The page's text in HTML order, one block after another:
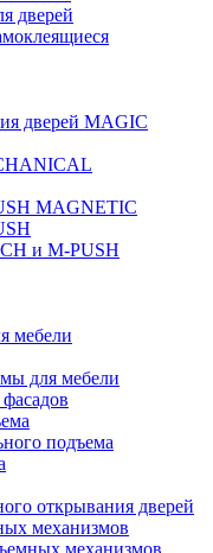
дверей
дверей MAGIC
MAGNETIC
и M-PUSH
мебели
для мебели
подъема
открывания дверей
механизмов
механизмов